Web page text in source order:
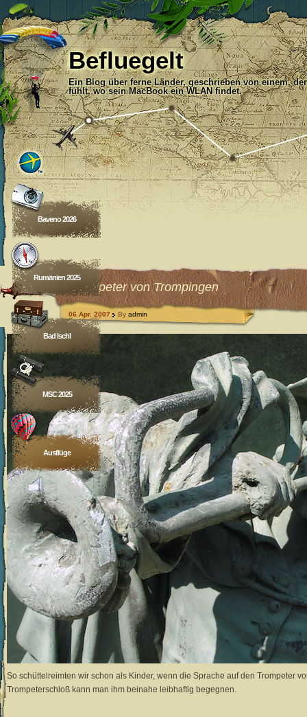
Befluegelt
Ein Blog über ferne Länder, geschrieben von einem,
fühlt, wo sein MacBook ein WLAN findet.
Baveno 2026
Rumänien 2025
Bad Ischl
MSC 2025
Ausflüge
Säckelpeter von Trompingen
06 Apr. 2007 By admin
So schüttelreimten wir schon als Kinder, wenn die Sprache auf den Trompeter
Trompeterschloß kann man ihm beinahe leibhaftig begegnen.